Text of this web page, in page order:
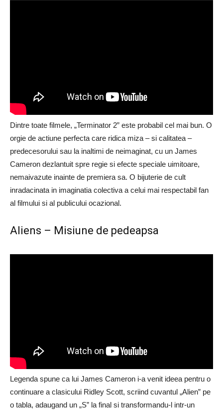
Dintre toate filmele, „Terminator 2” este probabil cel mai bun. O
orgie de actiune perfecta care ridica miza – si calitatea –
predecesorului sau la inaltimi de neimaginat, cu un James
Cameron dezlantuit spre regie si efecte speciale uimitoare,
nemaivazute inainte de premiera sa. O bijuterie de cult
inradacinata in imaginatia colectiva a celui mai respectabil fan
al filmului si al publicului ocazional.
Aliens – Misiune de pedeapsa
Legenda spune ca lui James Cameron i-a venit ideea pentru o
continuare a clasicului Ridley Scott, scriind cuvantul „Alien” pe
o tabla, adaugand un „S” la final si transformandu-l intr-un